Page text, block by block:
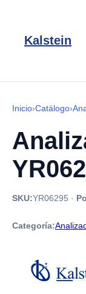
Kalstein
Inicio›Catálogo›
SKU:YR06295 ·
Categoría: